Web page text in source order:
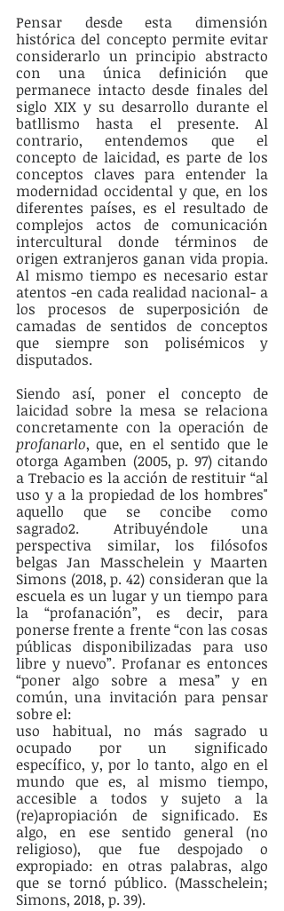
Pensar desde esta dimensión
histórica del concepto permite evitar
considerarlo un principio abstracto
con una única definición que
permanece intacto desde finales del
siglo XIX y su desarrollo durante el
batllismo hasta el presente. Al
contrario, entendemos que el
concepto de laicidad, es parte de los
conceptos claves para entender la
modernidad occidental y que, en los
diferentes países, es el resultado de
complejos actos de comunicación
intercultural donde términos de
origen extranjeros ganan vida propia.
Al mismo tiempo es necesario estar
atentos -en cada realidad nacional- a
los procesos de superposición de
camadas de sentidos de conceptos
que siempre son polisémicos y
disputados.
Siendo así, poner el concepto de
laicidad sobre la mesa se relaciona
profanarlo, que, en el sentido que le
otorga Agamben (2005, p. 97) citando
a Trebacio es la acción de restituir “al
uso y a la propiedad de los hombres"
aquello que se concibe como
sagrado2. Atribuyéndole una
perspectiva similar, los filósofos
belgas Jan Masschelein y Maarten
Simons (2018, p. 42) consideran que la
escuela es un lugar y un tiempo para
la “profanación”, es decir, para
ponerse frente a frente “con las cosas
públicas disponibilizadas para uso
libre y nuevo”. Profanar es entonces
“poner algo sobre a mesa” y en
común, una invitación para pensar
sobre el:
uso habitual, no más sagrado u
ocupado por un significado
específico, y, por lo tanto, algo en el
mundo que es, al mismo tiempo,
accesible a todos y sujeto a la
(re)apropiación de significado. Es
algo, en ese sentido general (no
religioso), que fue despojado o
expropiado: en otras palabras, algo
que se tornó público. (Masschelein;
Simons, 2018, p. 39).